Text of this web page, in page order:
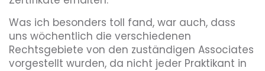
Was ich besonders toll fand, war auch, dass
uns wöchentlich die verschiedenen
Rechtsgebiete von den zuständigen Associates
vorgestellt wurden, da nicht jeder Praktikant in